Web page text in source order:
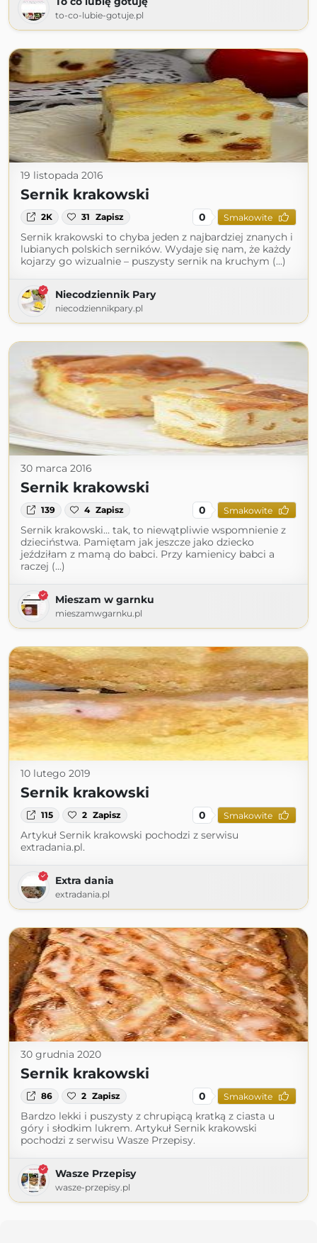
to-co-lubie-gotuje.pl
19 listopada 2016
Sernik krakowski
2K 31 Zapisz 0 Smakowite
Sernik krakowski to chyba jeden z najbardziej znanych i
lubianych polskich serników. Wydaje się nam, że każdy
kojarzy go wizualnie – puszysty sernik na kruchym (...)
Niecodziennik Pary
niecodziennikpary.pl
30 marca 2016
Sernik krakowski
139 4 Zapisz 0 Smakowite
Sernik krakowski… tak, to niewątpliwie wspomnienie z
dzieciństwa. Pamiętam jak jeszcze jako dziecko
jeździłam z mamą do babci. Przy kamienicy babci a
raczej (...)
Mieszam w garnku
mieszamwgarnku.pl
10 lutego 2019
Sernik krakowski
115 2 Zapisz 0 Smakowite
Artykuł Sernik krakowski pochodzi z serwisu
extradania.pl.
Extra dania
extradania.pl
30 grudnia 2020
Sernik krakowski
86 2 Zapisz 0 Smakowite
Bardzo lekki i puszysty z chrupiącą kratką z ciasta u
góry i słodkim lukrem. Artykuł Sernik krakowski
pochodzi z serwisu Wasze Przepisy.
Wasze Przepisy
wasze-przepisy.pl